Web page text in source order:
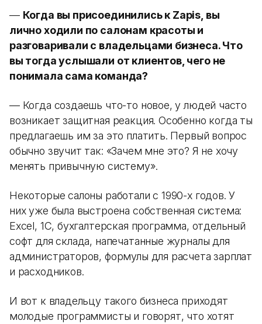
— Когда вы присоединились к Zapis, вы
лично ходили по салонам красоты и
разговаривали с владельцами бизнеса. Что
вы тогда услышали от клиентов, чего не
понимала сама команда?
— Когда создаешь что-то новое, у людей часто
возникает защитная реакция. Особенно когда ты
предлагаешь им за это платить. Первый вопрос
обычно звучит так: «Зачем мне это? Я не хочу
менять привычную систему».
Некоторые салоны работали с 1990-х годов. У
них уже была выстроена собственная система:
Excel, 1С, бухгалтерская программа, отдельный
софт для склада, напечатанные журналы для
администраторов, формулы для расчета зарплат
и расходников.
И вот к владельцу такого бизнеса приходят
молодые программисты и говорят, что хотят